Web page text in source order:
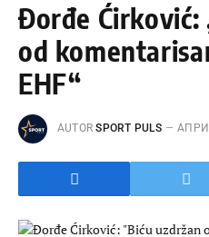
Đorđe Ćirković:
od
EHF“
AUTOR SPORT PULS